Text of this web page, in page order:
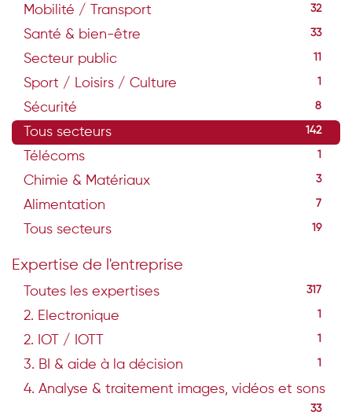
Mobilité / Transport 32
Santé & bien-être 33
Secteur public 11
Sport / Loisirs / Culture 1
Sécurité 8
Tous secteurs 142
Télécoms 1
Chimie & Matériaux 3
Alimentation 7
Tous secteurs 19
Expertise de l'entreprise
Toutes les expertises 317
2. Electronique 1
2. IOT / IOTT 1
3. BI & aide à la décision 1
4. Analyse & traitement images, vidéos et sons
33